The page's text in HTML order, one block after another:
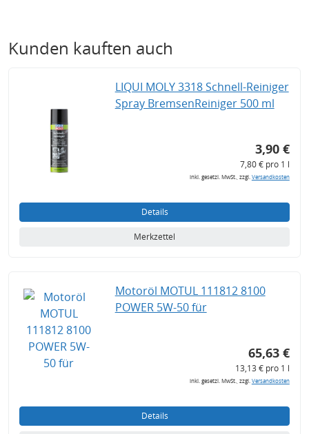
Kunden kauften auch
LIQUI MOLY 3318 Schnell-Reiniger
Spray BremsenReiniger 500 ml
3,90 €
7,80 € pro 1 l
inkl. gesetzl. MwSt., zzgl.Versandkosten
Details
Merkzettel
Motoröl MOTUL 111812 8100
POWER 5W-50 für
65,63 €
13,13 € pro 1 l
inkl. gesetzl. MwSt., zzgl.Versandkosten
Details